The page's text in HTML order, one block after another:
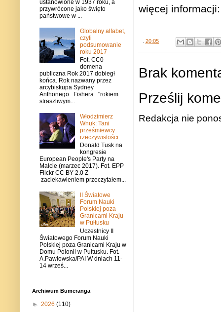
więcej
20:05
Brak
Prześlij
Redakcja nie
ustanowione w 1937 roku, a
przywrócone jako święto
państwowe w ...
Globalny alfabet,
czyli
podsumowanie
roku 2017
Fot. CC0
domena
publiczna Rok 2017 dobiegł
końca. Rok nazwany przez
arcybiskupa Sydney
Anthonego Fishera "rokiem
straszliwym...
Włodzimierz
Wnuk: Tani
prześmiewcy
rzeczywistości
Donald Tusk na
kongresie
European People's Party na
Malcie (marzec 2017). Fot. EPP
Flickr CC BY 2.0 Z
zaciekawieniem przeczytałem...
II Światowe
Forum Nauki
Polskiej poza
Granicami Kraju
w Pułtusku
Uczestnicy II
Światowego Forum Nauki
Polskiej poza Granicami Kraju w
Domu Polonii w Pułtusku. Fot.
A.Pawłowska/PAI W dniach 11-
14 wrześ...
Archiwum Bumeranga
► 2026 (110)